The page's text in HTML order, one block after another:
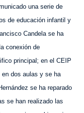
una serie de
de educación infantil y
Candela se ha
conexión de
principal; en el CEIP
dos aulas y se ha
se ha reparado
se han realizado las